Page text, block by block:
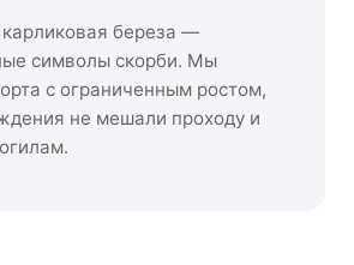
береза —
символы скорби. Мы
с ограниченным ростом,
не мешали проходу и